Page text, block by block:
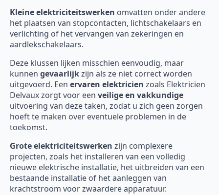
Kleine elektriciteitswerken omvatten onder andere
het plaatsen van stopcontacten, lichtschakelaars en
verlichting of het vervangen van zekeringen en
aardlekschakelaars.
Deze klussen lijken misschien eenvoudig, maar
kunnen gevaarlijkzijn als ze niet correct worden
uitgevoerd. Een ervaren elektricien zoals Elektricien
Delvaux zorgt voor een veilige en vakkundige
uitvoering van deze taken, zodat u zich geen zorgen
hoeft te maken over eventuele problemen in de
toekomst.
Grote elektriciteitswerken zijn complexere
projecten, zoals het installeren van een volledig
nieuwe elektrische installatie, het uitbreiden van een
bestaande installatie of het aanleggen van
krachtstroom voor zwaardere apparatuur.